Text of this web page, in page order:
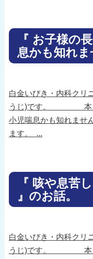
『 お子様の
息かも知れま
白金いびき・内科クリ
うじ)です。 本日
小児喘息かも知れませ
ます。 ...
『 咳や息苦
』のお話。
白金いびき・内科クリ
うじ)です。 本日